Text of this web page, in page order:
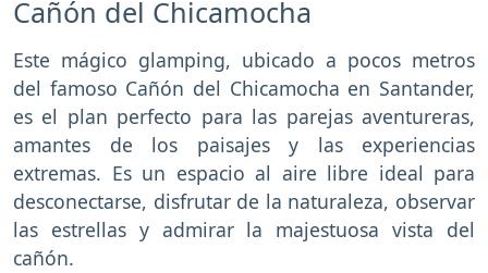
Cañón del Chicamocha
Este mágico glamping, ubicado a pocos metros
del famoso Cañón del Chicamocha en Santander,
es el plan perfecto para las parejas aventureras,
amantes de los paisajes y las experiencias
extremas. Es un espacio al aire libre ideal para
desconectarse, disfrutar de la naturaleza, observar
las estrellas y admirar la majestuosa vista del
cañón.